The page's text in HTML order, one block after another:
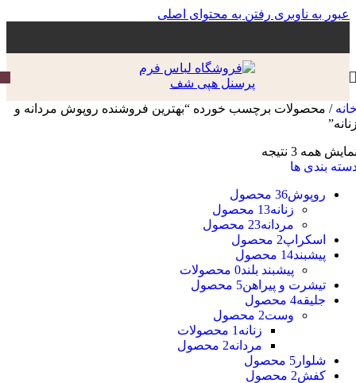
عبور به ناوبری رفتن به محتوای اصلی
/ محصولات برچسب خورده “بهترین فروشنده روپوش مردانه و
همه 3 نتیجه
بندی ها
روپوش36 محصول
زنانه13 محصول
مردانه23 محصول
اسکراپ2 محصول
پیشبند14 محصول
پیشبند بلند0 محصولات
تیشرت و پیراهن5 محصول
جلیقه4 محصول
وست2 محصول
زنانه 1 محصولات
مردانه2 محصول
شلوار 5 محصول
کفش2 محصول